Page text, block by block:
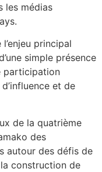
les médias
principal
simple présence
participation
et de
de la quatrième
des
autour des défis de
construction de